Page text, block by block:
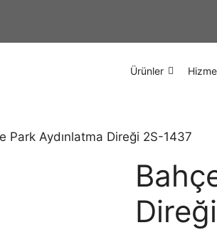
Ürünler
Park Aydınlatma Direği 2S-1437